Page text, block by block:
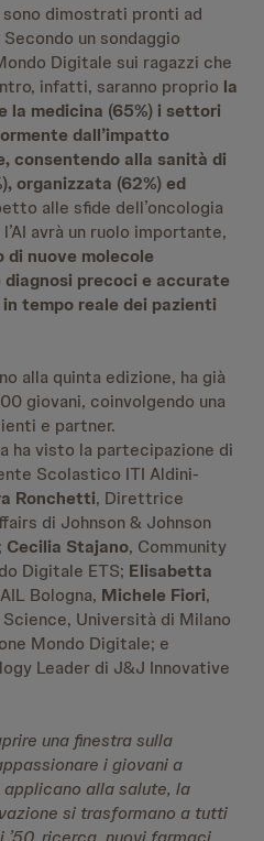
dimostrati pronti ad
un sondaggio
Digitale sui ragazzi che
infatti, saranno proprio la
la medicina (65%) i settori
dall’impatto
consentendo alla sanità di
organizzata (62%) ed
alle sfide dell’oncologia
avrà un ruolo importante,
di nuove molecole
precoci e accurate
tempo reale dei pazienti
alla quinta edizione, ha già
giovani, coinvolgendo una
e partner.
ha visto la partecipazione di
Scolastico ITI Aldini-
Ronchetti, Direttrice
di Johnson & Johnson
Cecilia Stajano, Community
Digitale ETS; Elisabetta
Bologna, Michele Fiori,
Università di Milano
Mondo Digitale; e
Leader di J&J Innovative
una finestra sulla
i giovani a
alla salute, la
si trasformano a tutti